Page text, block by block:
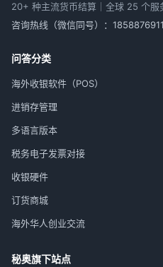
20+ 种主流货币结算｜全球 25 个服
咨询热线（微信同号）：
问答分类
海外收银软件（POS）
进销存管理
多语言版本
税务电子发票对接
收银硬件
订货商城
海外华人创业交流
秘奥旗下站点